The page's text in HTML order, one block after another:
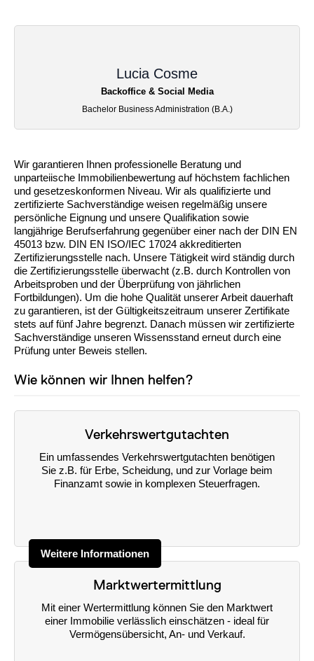
Lucia Cosme
Backoffice & Social Media
Bachelor Business Administration (B.A.)
Wir garantieren Ihnen professionelle Beratung und
unparteiische Immobilienbewertung auf höchstem fachlichen
und gesetzeskonformen Niveau. Wir als qualifizierte und
zertifizierte Sachverständige weisen regelmäßig unsere
persönliche Eignung und unsere Qualifikation sowie
langjährige Berufserfahrung gegenüber einer nach der DIN EN
45013 bzw. DIN EN ISO/IEC 17024 akkreditierten
Zertifizierungsstelle nach. Unsere Tätigkeit wird ständig durch
die Zertifizierungsstelle überwacht (z.B. durch Kontrollen von
Arbeitsproben und der Überprüfung von jährlichen
Fortbildungen). Um die hohe Qualität unserer Arbeit dauerhaft
zu garantieren, ist der Gültigkeitszeitraum unserer Zertifikate
stets auf fünf Jahre begrenzt. Danach müssen wir zertifizierte
Sachverständige unseren Wissensstand erneut durch eine
Prüfung unter Beweis stellen.
Wie können wir Ihnen helfen?
Marktwertermittlung
Mit einer Wertermittlung können Sie den Marktwert
einer Immobilie verlässlich einschätzen - ideal für
Vermögensübersicht, An- und Verkauf.
Verkehrswertgutachten
Ein umfassendes Verkehrswertgutachten benötigen
Sie z.B. für Erbe, Scheidung, und zur Vorlage beim
Finanzamt sowie in komplexen Steuerfragen.
Weitere Informationen